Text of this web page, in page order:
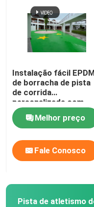
Maquinaria de
Revestimento dos
Esteira de borracha
pista de corrida
Desporto Barro
Instalação fácil
de borracha de pista
de corrida
personalizada com
flexibilidade UV
Melhor preço
Fale Conosco